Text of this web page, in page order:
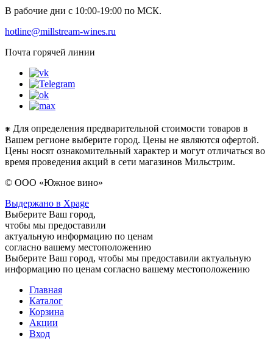
В рабочие дни с 10:00-19:00 по МСК.
hotline@millstream-wines.ru
Почта горячей линии
⁕ Для определения предварительной стоимости товаров в
Вашем регионе выберите город. Цены не являются офертой.
Цены носят ознакомительный характер и могут отличаться во
время проведения акций в сети магазинов Мильстрим.
© ООО «Южное вино»
Выдержано в Xpage
Выберите Ваш город,
чтобы мы предоставили
актуальную информацию по ценам
согласно вашему местоположению
Выберите Ваш город, чтобы мы предоставили актуальную
информацию по ценам согласно вашему местоположению
Главная
Каталог
Корзина
Акции
Вход